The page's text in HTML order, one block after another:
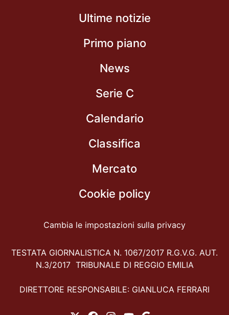
Ultime notizie
Primo piano
News
Serie C
Calendario
Classifica
Mercato
Cookie policy
Cambia le impostazioni sulla privacy
TESTATA GIORNALISTICA N. 1067/2017 R.G.V.G. AUT.
N.3/2017 TRIBUNALE DI REGGIO EMILIA
DIRETTORE RESPONSABILE: GIANLUCA FERRARI